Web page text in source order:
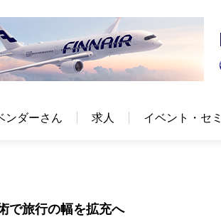
ンダーさん 求人 イベント・セ
で旅行の幅を拡充へ